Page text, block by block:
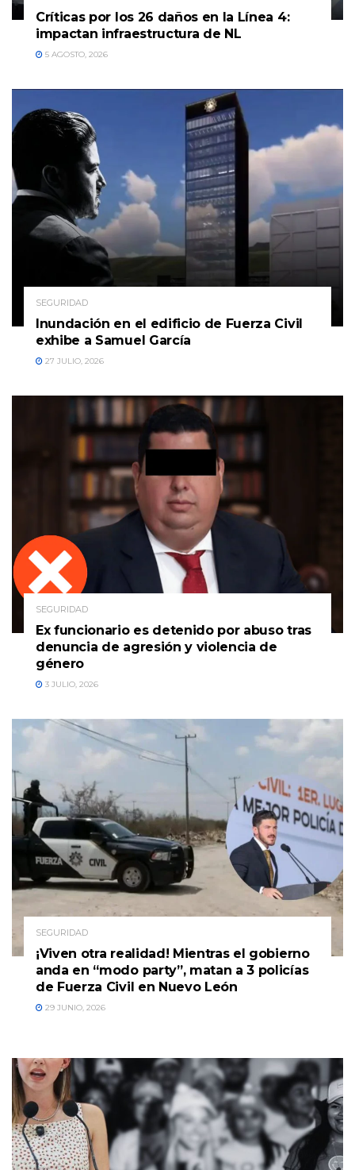
Críticas por los 26 daños en la Línea 4:
impactan infraestructura de NL
5 AGOSTO, 2026
SEGURIDAD
Inundación en el edificio de Fuerza Civil
exhibe a Samuel García
27 JULIO, 2026
SEGURIDAD
Ex funcionario es detenido por abuso tras
denuncia de agresión y violencia de
género
3 JULIO, 2026
SEGURIDAD
¡Viven otra realidad! Mientras el gobierno
anda en “modo party”, matan a 3 policías
de Fuerza Civil en Nuevo León
29 JUNIO, 2026